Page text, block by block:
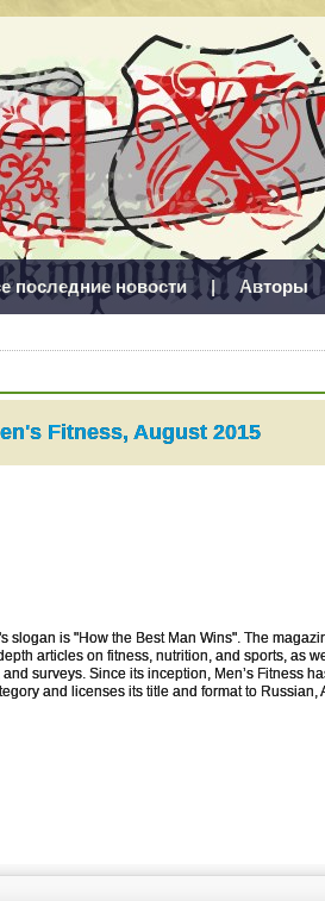
последние новости | Авторы
Fitness, August 2015
slogan is "How the Best Man Wins". The
articles on fitness, nutrition, and sports, as
surveys. Since its inception, Men’s Fitness
and licenses its title and format to Russian,